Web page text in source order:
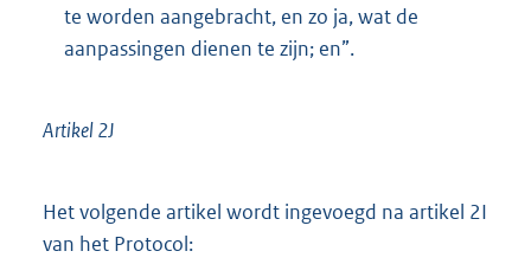
te worden aangebracht, en zo ja, wat de
aanpassingen dienen te zijn; en”.
Artikel 2J
Het volgende artikel wordt ingevoegd na artikel 2I
van het Protocol: